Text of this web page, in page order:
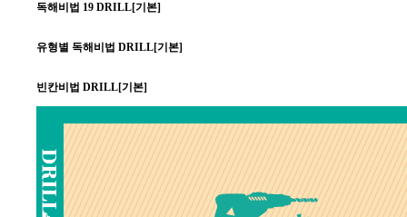
독해비법 19 DRILL[기본]
유형별 독해비법 DRILL[기본]
빈칸비법 DRILL[기본]